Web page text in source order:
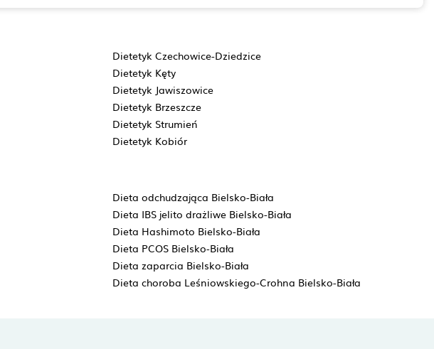
Dietetyk Czechowice-Dziedzice
Dietetyk Kęty
Dietetyk Jawiszowice
Dietetyk Brzeszcze
Dietetyk Strumień
Dietetyk Kobiór
Dieta odchudzająca Bielsko-Biała
Dieta IBS jelito drażliwe Bielsko-Biała
Dieta Hashimoto Bielsko-Biała
Dieta PCOS Bielsko-Biała
Dieta zaparcia Bielsko-Biała
Dieta choroba Leśniowskiego-Crohna Bielsko-Biała